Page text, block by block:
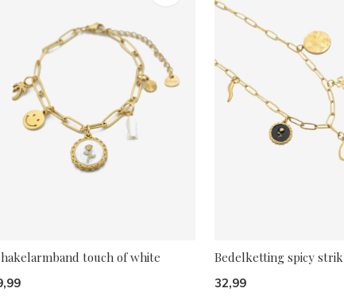
touch of white Bedelketting spicy strik
32,99